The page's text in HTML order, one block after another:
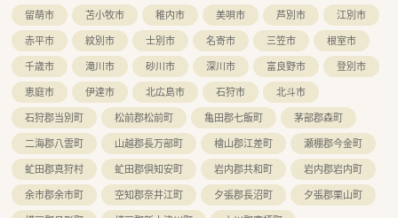
留萌市
苫小牧市 稚内市 美唄市 芦別市
江別市
赤平市
紋別市 士別市 名寄市 三笠市
根室市
千歳市
滝川市 砂川市 深川市 富良野市
登別市
恵庭市
伊達市 北広島市 石狩市
北斗市
石狩郡当別町
松前郡松前町 亀田郡七飯町
茅部郡森町
二海郡八雲町
山越郡長万部町 檜山郡江差町
瀬棚郡今金町
虻田郡真狩村
虻田郡倶知安町 岩内郡共和町
岩内郡岩内町
余市郡余市町
空知郡奈井江町 夕張郡長沼町
夕張郡栗山町